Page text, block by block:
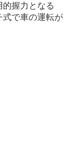
的握力となる
式で車の運転が